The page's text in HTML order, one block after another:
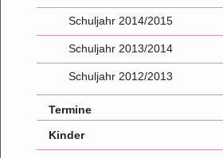
Schuljahr 2014/2015
Schuljahr 2013/2014
Schuljahr 2012/2013
Termine
Kinder